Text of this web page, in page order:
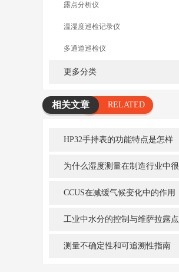
露点分析仪
温湿度巡检记录仪
多通道巡检仪
更多分类
相关文章
RELATED
HP32手持表的功能特点是怎样
的？为什么湿度测量在制造行业中很
重要?CCUS在减缓气候变化中的作用
工业中水分的控制与维萨拉露点
仪的选择、安装
测量不确定性和可追溯性指南